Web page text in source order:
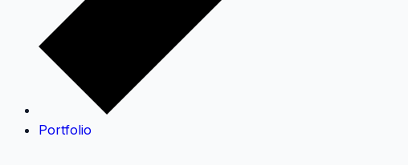
Portfolio